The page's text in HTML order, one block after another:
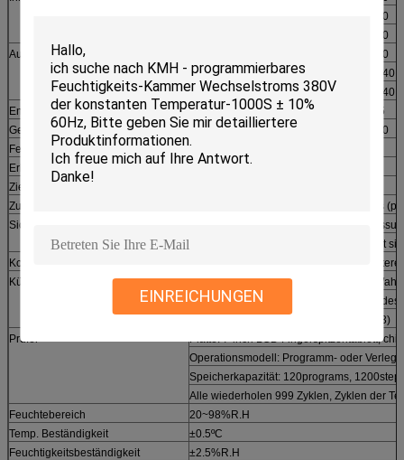
EINREICHUNGEN
750
800
Außengröße
980
H (Millimeter)
1730 1890
1940
D (Millimeter)
1400 1460
1740
Energie (Kilowatt)
5,8 6
7,5
Gewicht (Kilogramm)
240 280
400
Feuchtigkeitseinheitlichkeit
±3.0%R.H
Erhitzen Sie oben Zeit
-20ºC~+100ºC, innerhalb Minute 35
Ziehen Sie Stillstandszeit
Zubehör
Visieren Sie window*1, Kabelanschluss
Sicherheitsvorrichtung (Standard)
Kein Sicherungsunterbrecher, über
Über Temp. schützen Sie sich, über Last
Kontrollsystem
Ausgeglichene Temperatur u.
Kühlanlage
Luft abgekühlt (wassergekühlte Art ist Wahl)
Hermetischer Kompressor,
CFC-freies Kühlmittel (HFC-507/HFC-23)
Prüfer
Platte: 7-inch LCD Fingerspitzentablett,
Operationsmodell: Programm- oder
Speicherkapazität: 120programs,
Alle wiederholen 999 Zyklen, Zyklen der
Feuchtebereich
20~98%R.H
Temp. Beständigkeit
±0.5ºC
Feuchtigkeitsbeständigkeit
±2.5%R.H